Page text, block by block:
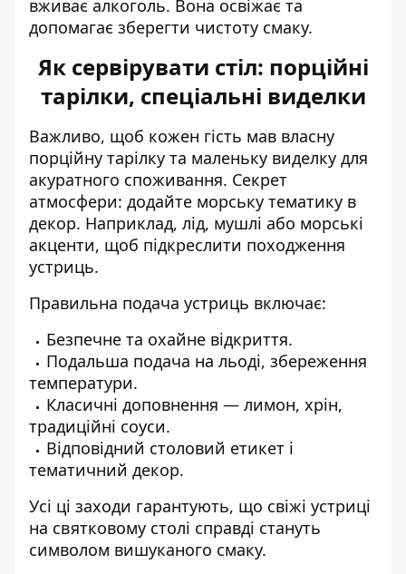
вживає алкоголь. Вона освіжає та
допомагає зберегти чистоту смаку.
Як сервірувати стіл: порційні
тарілки, спеціальні виделки
Важливо, щоб кожен гість мав власну
порційну тарілку та маленьку виделку для
акуратного споживання. Секрет
атмосфери: додайте морську тематику в
декор. Наприклад, лід, мушлі або морські
акценти, щоб підкреслити походження
устриць.
Правильна подача устриць включає:
Безпечне та охайне відкриття.
Подальша подача на льоді, збереження
температури.
Класичні доповнення — лимон, хрін,
традиційні соуси.
Відповідний столовий етикет і
тематичний декор.
Усі ці заходи гарантують, що свіжі устриці
на святковому столі справді стануть
символом вишуканого смаку.